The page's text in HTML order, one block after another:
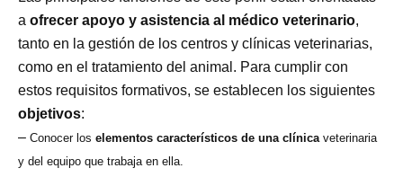
a ofrecer apoyo y asistencia al médico veterinario,
tanto en la gestión de los centros y clínicas veterinarias,
como en el tratamiento del animal. Para cumplir con
estos requisitos formativos, se establecen los siguientes
objetivos:
– Conocer los elementos característicos de una clínicaveterinaria
y del equipo que trabaja en ella.